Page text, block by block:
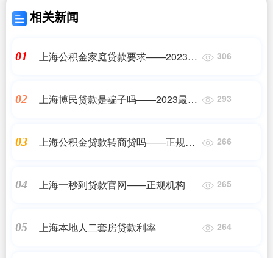
相关新闻
01
上海公积金家庭贷款要求——2023最
306
02
上海博民贷款是骗子吗——2023最新
293
03
上海公积金贷款转商贷吗——正规机
266
04 上海一秒到贷款官网——正规机构 265
05 上海本地人二套房贷款利率 264